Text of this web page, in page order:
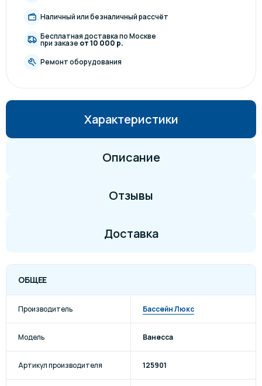
Наличный или безналичный рассчёт
Бесплатная доставка по Москве
при заказе от 10 000 р.
Ремонт оборудования
Характеристики
Описание
Отзывы
Доставка
ОБЩЕЕ
Производитель Бассейн Люкс
Модель Ванесса
Артикул производителя 125901